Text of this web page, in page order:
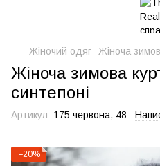
Жіночий одяг Жіноча
Жіноча зимова
синтепоні
Артикул: 175 червона, 48
−20%